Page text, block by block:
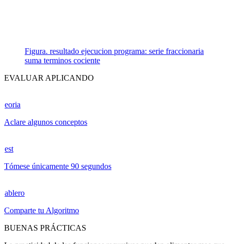
Figura. resultado ejecucion programa: serie fraccionaria
suma terminos cociente
EVALUAR APLICANDO
eoria
Aclare algunos conceptos
est
Tómese únicamente 90 segundos
ablero
Comparte tu Algoritmo
BUENAS PRÁCTICAS